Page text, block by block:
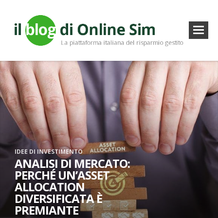
IDEE DI INVESTIMENTO
ANALISI DI MERCATO:
PERCHÉ UN’ASSET
ALLOCATION
DIVERSIFICATA È
PREMIANTE